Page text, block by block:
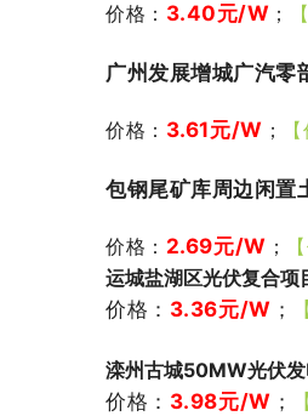
价格： 3.40元/W ；
广州发展增城广汽
价格： 3.61元/W ；
包钢尾矿库周边闲置
价格： 2.69元/W ；
运城盐湖区光伏复合项
价格： 3.36元/W ；
滦州古城50MW光伏发
价格： 3.98元/W ；